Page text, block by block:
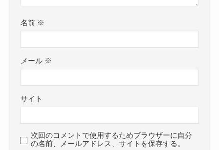
名前 ※
メール ※
サイト
次回のコメントで使用するためブラウザーに自分
の名前、メールアドレス、サイトを保存する。